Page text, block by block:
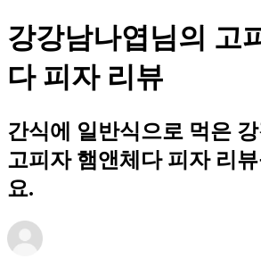
강강남나엽님의 고
다 피자 리뷰
간식에 일반식으로 먹은
고피자 햄앤체다 피자 리뷰
요.